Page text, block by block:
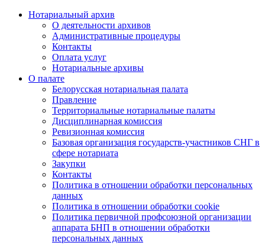
Нотариальный архив
О деятельности архивов
Административные процедуры
Контакты
Оплата услуг
Нотариальные архивы
О палате
Белорусская нотариальная палата
Правление
Территориальные нотариальные палаты
Дисциплинарная комиссия
Ревизионная комиссия
Базовая организация государств-участников СНГ в
сфере нотариата
Закупки
Контакты
Политика в отношении обработки персональных
данных
Политика в отношении обработки cookie
Политика первичной профсоюзной организации
аппарата БНП в отношении обработки
персональных данных